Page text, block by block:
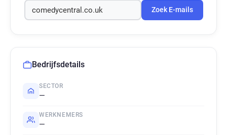
Zoek E-mails
Bedrijfsdetails
SECTOR
—
WERKNEMERS
—